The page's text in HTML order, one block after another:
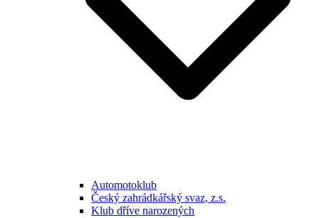
Automotoklub
Český zahrádkářský svaz, z.s.
Klub dříve narozených